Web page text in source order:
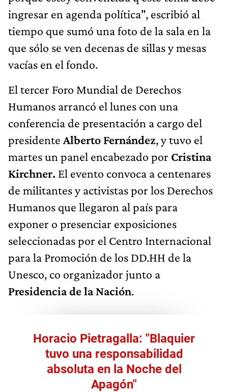
ingresar en agenda política", escribió al
tiempo que sumó una foto de la sala en la
que sólo se ven decenas de sillas y mesas
vacías en el fondo.
El tercer Foro Mundial de Derechos
Humanos arrancó el lunes con una
conferencia de presentación a cargo del
presidente Alberto Fernández, y tuvo el
martes un panel encabezado por Cristina
Kirchner. El evento convoca a centenares
de militantes y activistas por los Derechos
Humanos que llegaron al país para
exponer o presenciar exposiciones
seleccionadas por el Centro Internacional
para la Promoción de los DD.HH de la
Unesco, co organizador junto a
Presidencia de la Nación.
Horacio Pietragalla: "Blaquier
tuvo una responsabilidad
absoluta en la Noche del
Apagón"